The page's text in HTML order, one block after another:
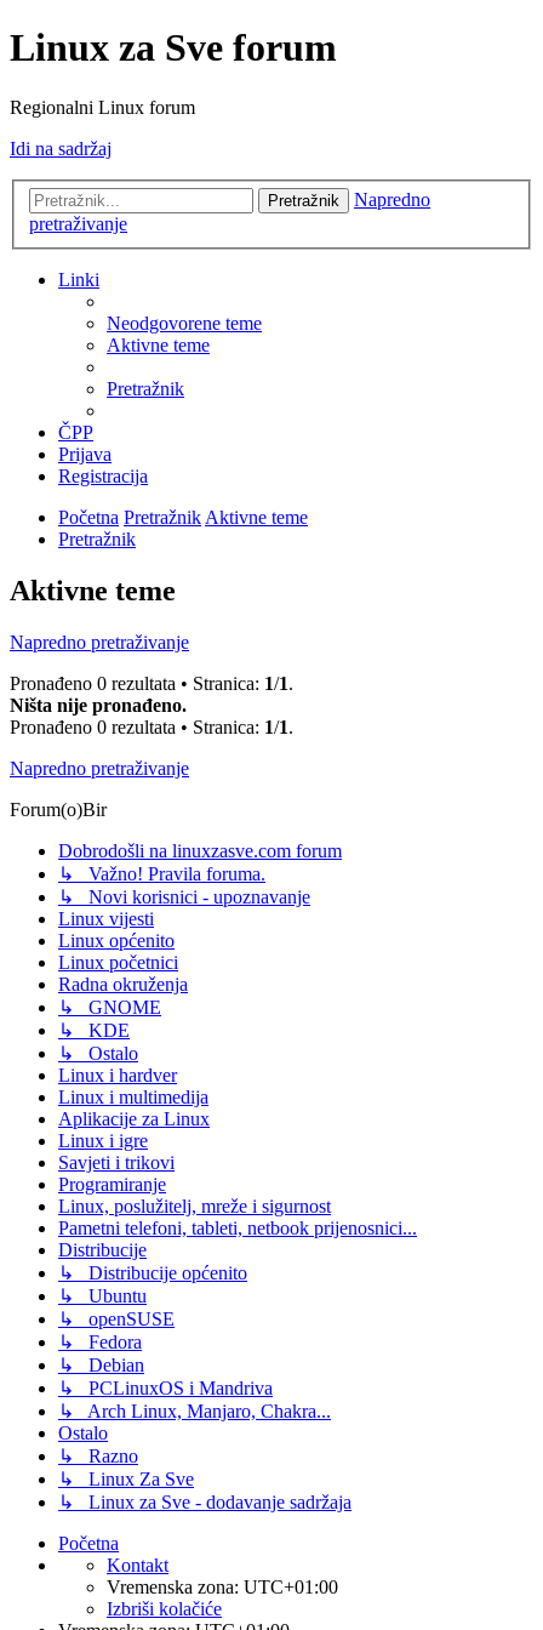
Linux za Sve forum
Regionalni Linux forum
Idi na sadržaj
Pretražnik
Napredno
pretraživanje
Linki
Neodgovorene teme
Aktivne teme
Pretražnik
ČPP
Prijava
Registracija
Početna PretražnikAktivne teme
Pretražnik
Aktivne teme
Napredno pretraživanje
Pronađeno 0 rezultata • Stranica: 1/1.
Ništa nije pronađeno.
Pronađeno 0 rezultata • Stranica: 1/1.
Napredno pretraživanje
Forum(o)Bir
Dobrodošli na linuxzasve.com forum
↳ Važno! Pravila foruma.
↳ Novi korisnici - upoznavanje
Linux vijesti
Linux općenito
Linux početnici
Radna okruženja
↳ GNOME
↳ KDE
↳ Ostalo
Linux i hardver
Linux i multimedija
Aplikacije za Linux
Linux i igre
Savjeti i trikovi
Programiranje
Linux, poslužitelj, mreže i sigurnost
Pametni telefoni, tableti, netbook prijenosnici...
Distribucije
↳ Distribucije općenito
↳ Ubuntu
↳ openSUSE
↳ Fedora
↳ Debian
↳ PCLinuxOS i Mandriva
↳ Arch Linux, Manjaro, Chakra...
Ostalo
↳ Razno
↳ Linux Za Sve
↳ Linux za Sve - dodavanje sadržaja
Početna
Kontakt
Vremenska zona: UTC+01:00
Izbriši kolačiće